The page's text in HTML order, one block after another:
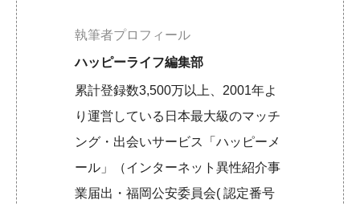
執筆者プロフィール
ハッピーライフ編集部
累計登録数3,500万以上、2001年よ
り運営している日本最大級のマッチ
ング・出会いサービス「ハッピーメ
ール」（インターネット異性紹介事
業届出・福岡公安委員会( 認定番号